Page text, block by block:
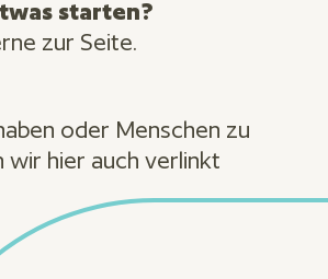
starten?
zur Seite.
oder Menschen zu
wir hier auch verlinkt